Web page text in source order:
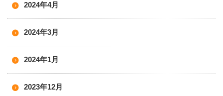
2024年4月
2024年3月
2024年1月
2023年12月